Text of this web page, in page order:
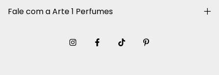
Fale com a Arte 1 Perfumes